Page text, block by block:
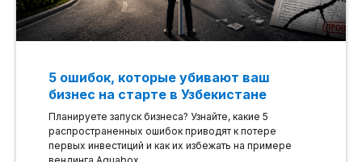
5 ошибок, которые убивают ваш
бизнес на старте в Узбекистане
Планируете запуск бизнеса? Узнайте, какие 5
распространенных ошибок приводят к потере
первых инвестиций и как их избежать на примере